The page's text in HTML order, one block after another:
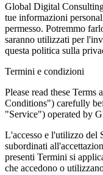
Global Digital
tue informazioni
permesso. Potremmo
saranno utilizzati per
questa politica sulla
Termini e condizioni
Please read these
Conditions") carefully
"Service") operated by
L'accesso e l'utilizzo del
subordinati
presenti Termini si
che accedono o